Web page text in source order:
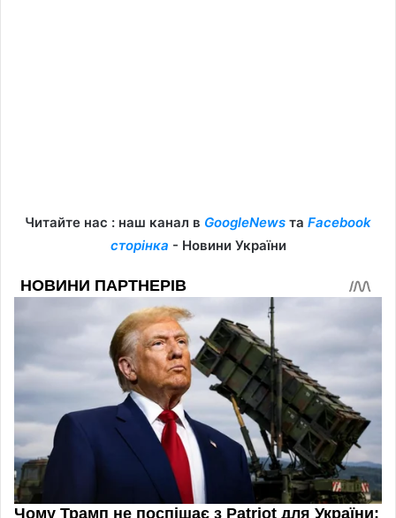
Читайте нас : наш канал в GoogleNews та Facebook
сторінка - Новини України